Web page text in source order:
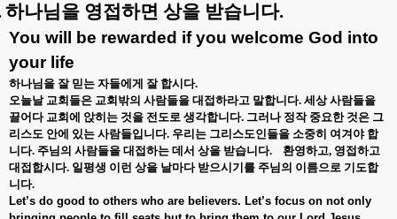
하나님을 영접하면 상을 받습니다.
You will be rewarded if you welcome God into
your life
하나님을 잘 믿는 자들에게 잘 합시다.
오늘날 교회들은 교회밖의 사람들을 대접하라고 말합니다. 세상 사람들을
끌어다 교회에 앉히는 것을 전도로 생각합니다. 그러나 정작 중요한 것은 그
리스도 안에 있는 사람들입니다. 우리는 그리스도인들을 소중히 여겨야 합
니다. 주님의 사람들을 대접하는 데서 상을 받습니다. 환영하고, 영접하고
대접합시다. 일평생 이런 상을 날마다 받으시기를 주님의 이름으로 기도합
니다.
Let’s do good to others who are believers. Let’s focus on not only